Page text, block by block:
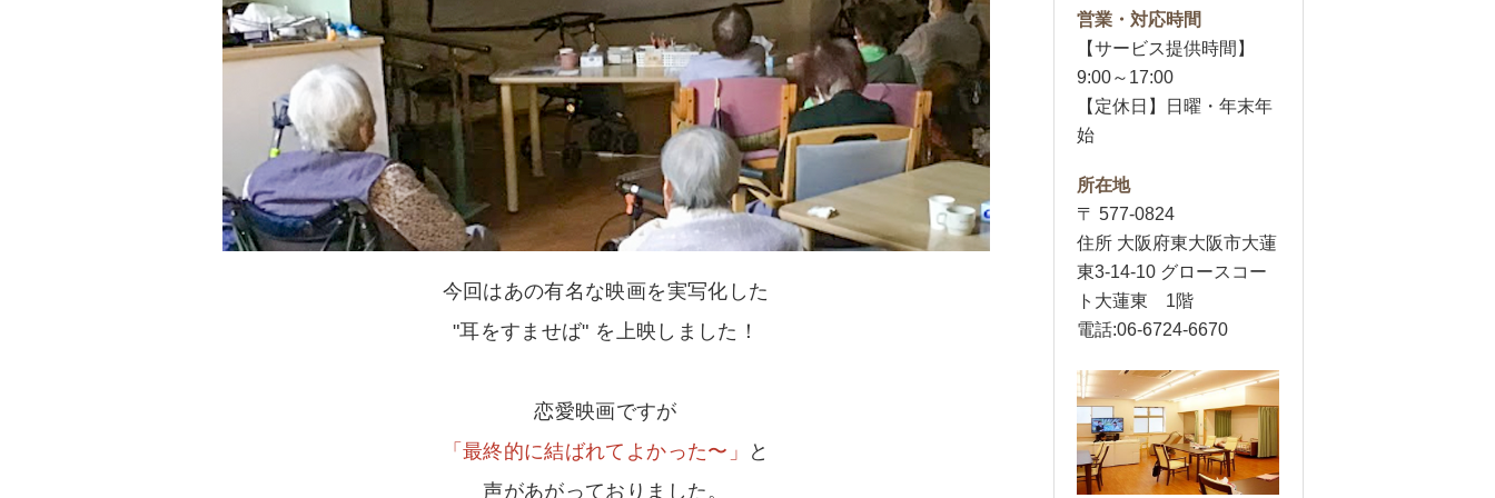
今回はあの有名な映画を実写化した
"耳をすませば" を上映しました！
恋愛映画ですが
「最終的に結ばれてよかった〜」
と
声があがっておりました。
営業・対応時間
【サービス提供時間】
9:00～17:00
【定休日】日曜・年末年
始
所在地
〒 577-0824
住所 大阪府東大阪市大蓮
東3-14-10 グロースコー
ト大蓮東 1階
電話:06-6724-6670